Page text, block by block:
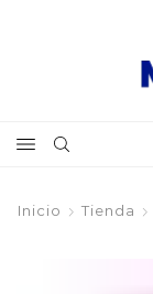
Inicio Tienda